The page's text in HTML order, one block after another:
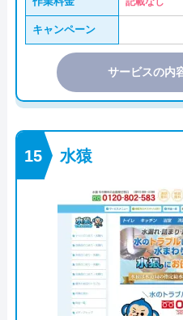
キャンペーン
サービスの内
水猿